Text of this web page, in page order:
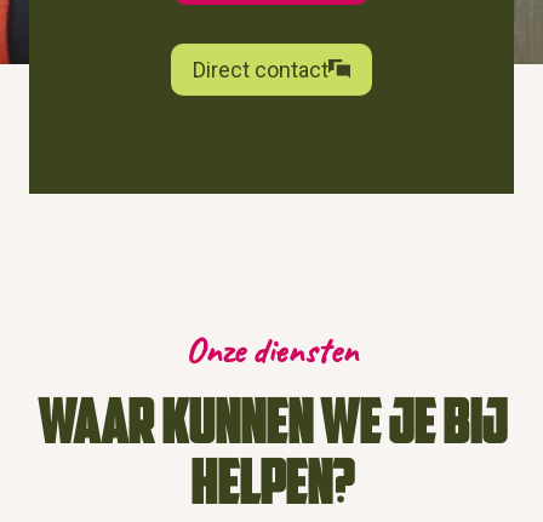
Direct contact
Onze diensten
Waar kunnen we je bij
helpen?